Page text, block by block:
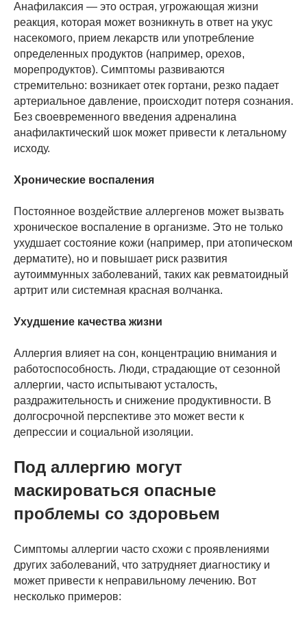
Анафилаксия — это острая, угрожающая жизни
реакция, которая может возникнуть в ответ на укус
насекомого, прием лекарств или употребление
определенных продуктов (например, орехов,
морепродуктов). Симптомы развиваются
стремительно: возникает отек гортани, резко падает
артериальное давление, происходит потеря сознания.
Без своевременного введения адреналина
анафилактический шок может привести к летальному
исходу.
Хронические воспаления
Постоянное воздействие аллергенов может вызвать
хроническое воспаление в организме. Это не только
ухудшает состояние кожи (например, при атопическом
дерматите), но и повышает риск развития
аутоиммунных заболеваний, таких как ревматоидный
артрит или системная красная волчанка.
Ухудшение качества жизни
Аллергия влияет на сон, концентрацию внимания и
работоспособность. Люди, страдающие от сезонной
аллергии, часто испытывают усталость,
раздражительность и снижение продуктивности. В
долгосрочной перспективе это может вести к
депрессии и социальной изоляции.
Под аллергию могут
маскироваться опасные
проблемы со здоровьем
Симптомы аллергии часто схожи с проявлениями
других заболеваний, что затрудняет диагностику и
может привести к неправильному лечению. Вот
несколько примеров: